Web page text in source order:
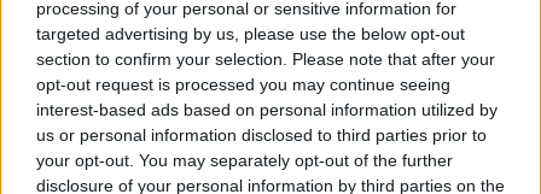
processing of your personal or sensitive information for
targeted advertising by us, please use the below opt-out
section to confirm your selection. Please note that after your
opt-out request is processed you may continue seeing
interest-based ads based on personal information utilized by
us or personal information disclosed to third parties prior to
your opt-out. You may separately opt-out of the further
disclosure of your personal information by third parties on the